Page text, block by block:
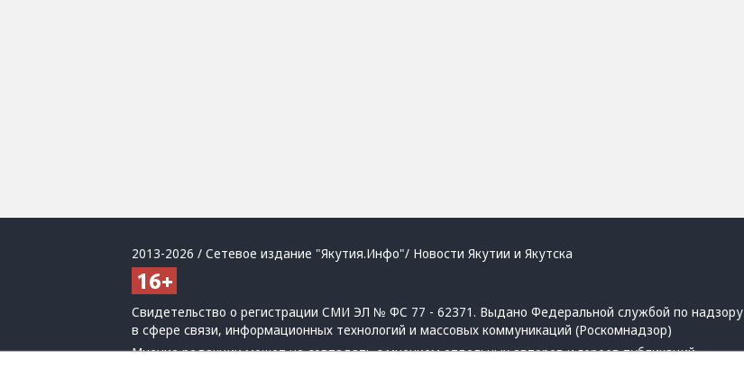
2013-2026 / Сетевое издание "Якутия.Инфо"/ Новости Якутии и Якутска
Свидетельство о регистрации СМИ ЭЛ № ФС 77 - 62371. Выдано Федеральной службой по надзору
в сфере связи, информационных технологий и массовых коммуникаций (Роскомнадзор)
Мнение редакции может не совпадать с мнением отдельных авторов и героев публикаций.